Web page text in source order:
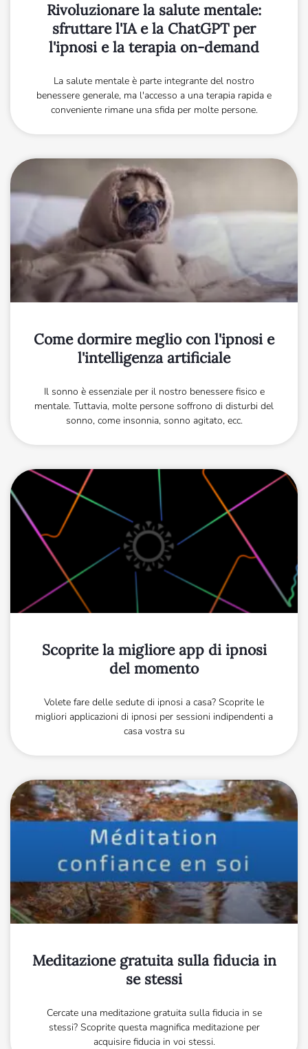
Rivoluzionare la salute mentale:
sfruttare l'IA e la ChatGPT per
l'ipnosi e la terapia on-demand
La salute mentale è parte integrante del nostro
benessere generale, ma l'accesso a una terapia rapida e
conveniente rimane una sfida per molte persone.
Come dormire meglio con l'ipnosi e
l'intelligenza artificiale
Il sonno è essenziale per il nostro benessere fisico e
mentale. Tuttavia, molte persone soffrono di disturbi del
sonno, come insonnia, sonno agitato, ecc.
Scoprite la migliore app di ipnosi
del momento
Volete fare delle sedute di ipnosi a casa? Scoprite le
migliori applicazioni di ipnosi per sessioni indipendenti a
casa vostra su
Meditazione gratuita sulla fiducia in
se stessi
Cercate una meditazione gratuita sulla fiducia in se
stessi? Scoprite questa magnifica meditazione per
acquisire fiducia in voi stessi.